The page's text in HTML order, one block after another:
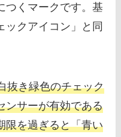
つくマークです。基
ックアイコン」と同
抜き緑色のチェック
ンサーが有効である
限を過ぎると「青い